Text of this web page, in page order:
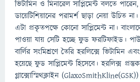
ভিটামিন ও মিনারেল সাপ্লিমেন্ট বলতে
ডায়েটিশিয়ানের পরামর্শ ছাড়া নেয়া উচিত
এটা প্রকৃতপক্ষে কোনো সাপ্লিমেন্ট না।
পাওয়া যায় সেটি হচ্ছে ফুড ফরটিফাইড।
বার্লির সংমিশ্রণে তৈরি হরলিক্সে ভিটামিন
হয়েছে ফুড সাপ্লিমেন্ট হিসেবে। হরলিক্স
গ্লাক্সোস্মিথক্লাইন